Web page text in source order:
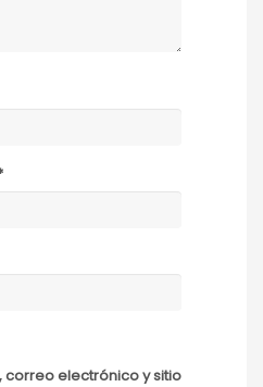
correo electrónico y sitio